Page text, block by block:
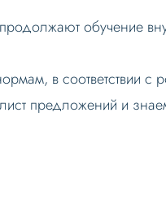
обучение
в соответствии с
предложений и